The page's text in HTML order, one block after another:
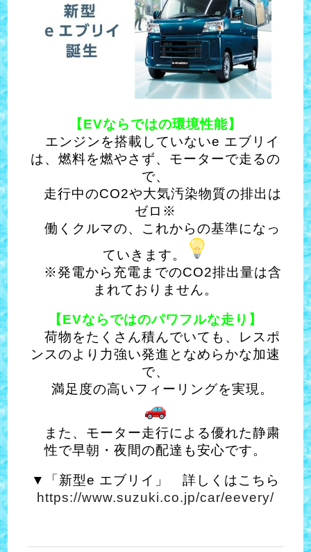
【EVならではの環境性能】
エンジンを搭載していないe エブリイ
は、燃料を燃やさず、モーターで走るの
で、
走行中のCO2や大気汚染物質の排出は
ゼロ※
働くクルマの、これからの基準になっ
ていきます。
※発電から充電までのCO2排出量は含
まれておりません。
【EVならではのパワフルな走り】
荷物をたくさん積んでいても、レスポ
ンスのより力強い発進となめらかな加速
で、
満足度の高いフィーリングを実現。
また、モーター走行による優れた静粛
性で早朝・夜間の配達も安心です。
▼「新型e エブリイ」 詳しくはこちら
https://www.suzuki.co.jp/car/eevery/